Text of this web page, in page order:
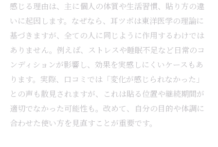
耳ツボジュエリーの外し方とタイミングの
目安
耳ツボジュエリー使用期間に関する体験談
日常で続けやすい耳ツボジュエリーの使い
方
実体験から得た続けやすさとおしゃれの魅力
耳ツボジュエリーでおしゃれと効果を両立
する方法
感じる理由は、主に個人の体質や生活習慣、貼り方の違
いに起因します。なぜなら、耳ツボは東洋医学の理論に
基づきますが、全ての人に同じように作用するわけでは
ありません。例えば、ストレスや睡眠不足など日常のコ
ンディションが影響し、効果を実感しにくいケースもあ
ります。実際、口コミでは「変化が感じられなかった」
との声も散見されますが、これは貼る位置や継続期間が
適切でなかった可能性も。改めて、自分の目的や体調に
合わせた使い方を見直すことが重要です。